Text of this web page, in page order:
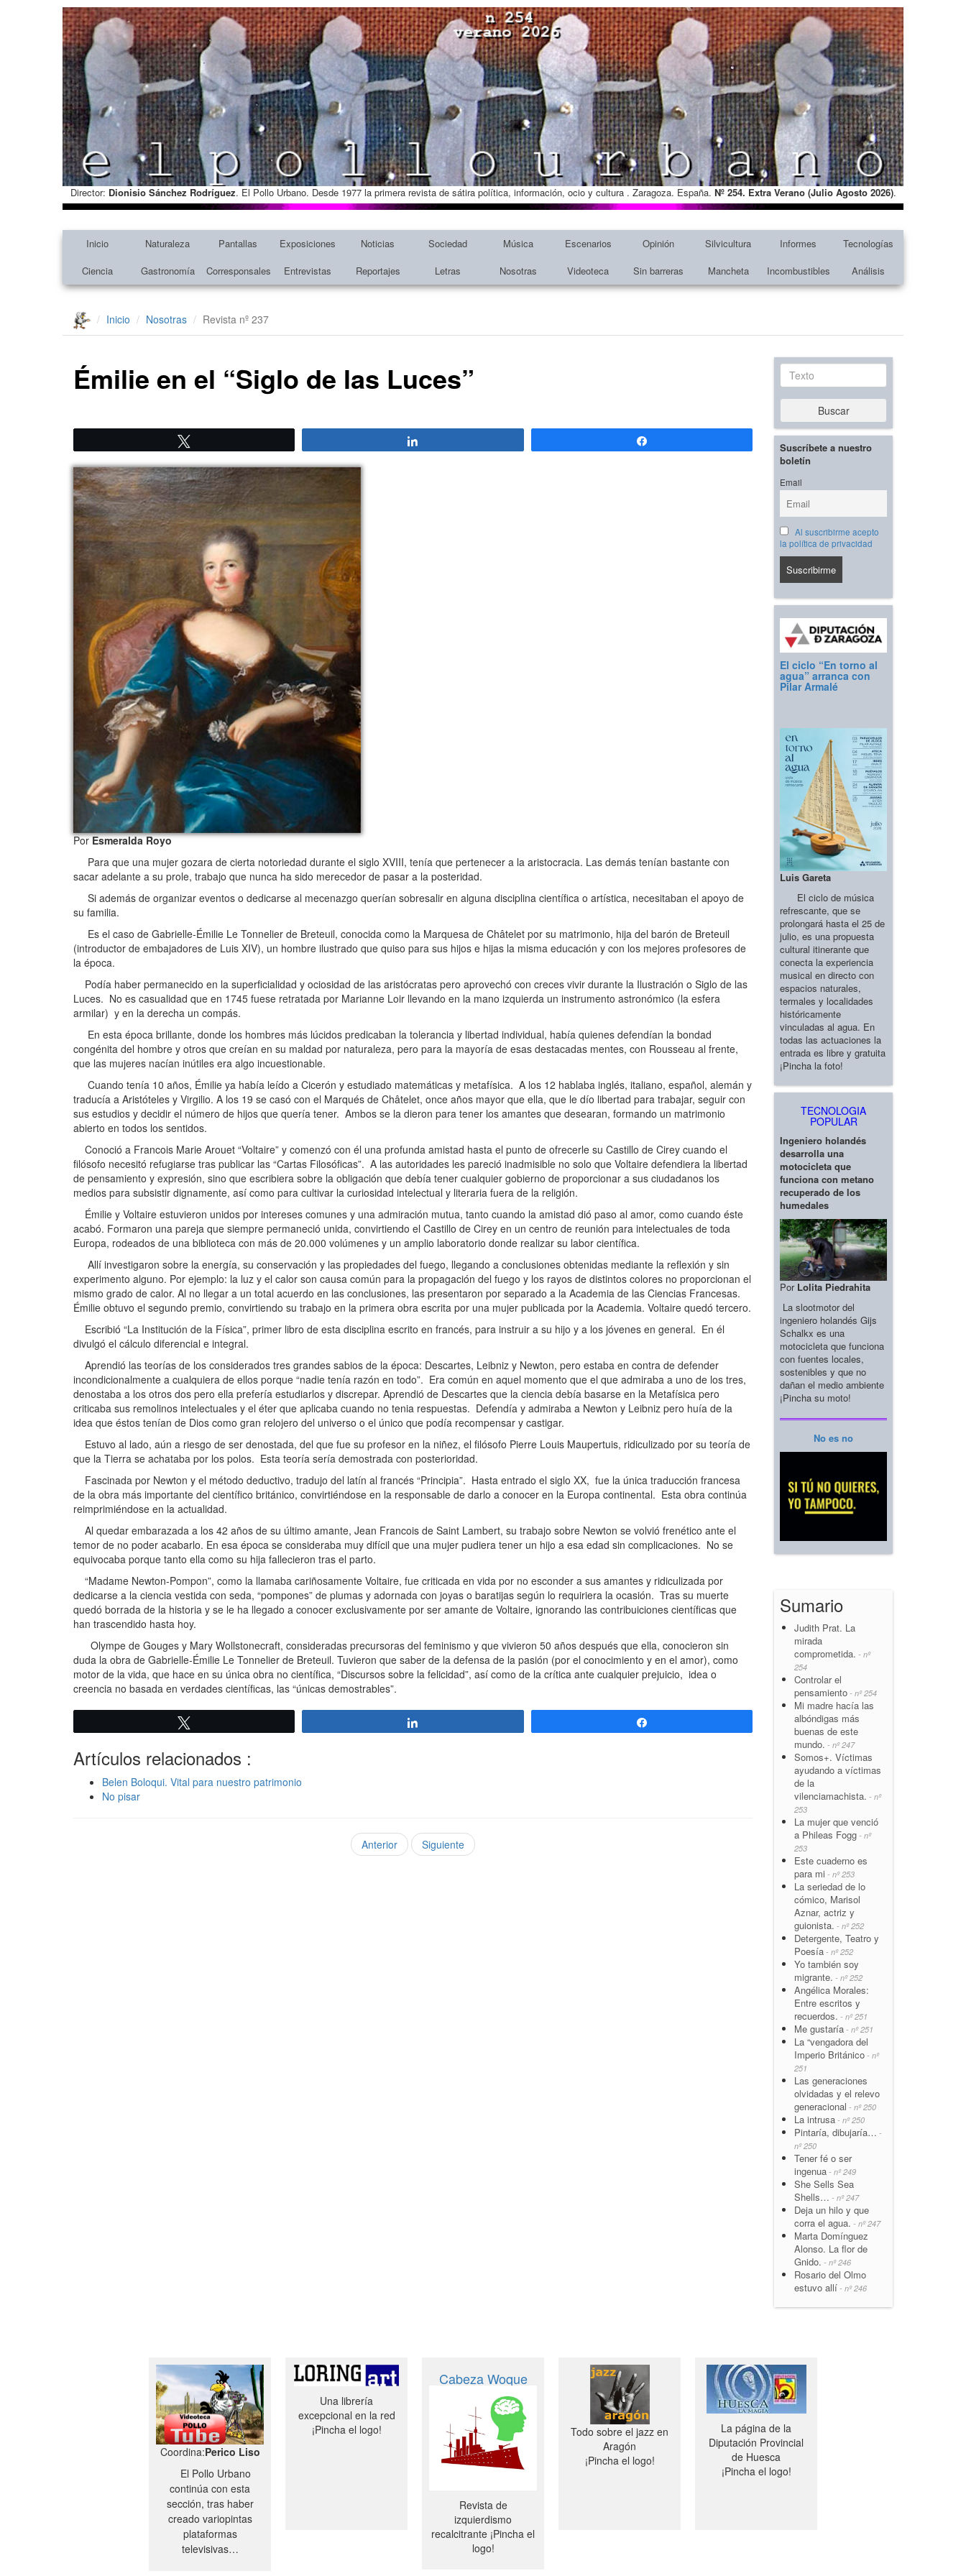
Director: Dionisio Sánchez Rodríguez. El Pollo Urbano. Desde 1977 la primera revista de sátira política, información, ocio y cultura . Zaragoza. España. Nº 254. Extra Verano (Julio Agosto 2026).
Inicio Naturaleza Pantallas Exposiciones Noticias Sociedad Música Escenarios Opinión Silvicultura Informes
Tecnologías
Ciencia
Gastronomía Corresponsales Entrevistas Reportajes Letras Nosotras Videoteca Sin barreras Mancheta Incombustibles Análisis
Inicio Nosotras Revista nº 237
Émilie en el “Siglo de las Luces”
PorEsmeralda Royo
Para que una mujer gozara de cierta notoriedad durante el siglo XVIII, tenía que pertenecer a la aristocracia. Las demás tenían bastante con
sacar adelante a su prole, trabajo que nunca ha sido merecedor de pasar a la posteridad.
Si además de organizar eventos o dedicarse al mecenazgo querían sobresalir en alguna disciplina científica o artística, necesitaban el apoyo de
su familia.
Es el caso de Gabrielle-Émilie Le Tonnelier de Breteuil, conocida como la Marquesa de Châtelet por su matrimonio, hija del barón de Breteuil
(introductor de embajadores de Luis XIV), un hombre ilustrado que quiso para sus hijos e hijas la misma educación y con los mejores profesores de
la época.
Podía haber permanecido en la superficialidad y ociosidad de las aristócratas pero aprovechó con creces vivir durante la Ilustración o Siglo de las
Luces. No es casualidad que en 1745 fuese retratada por Marianne Loir llevando en la mano izquierda un instrumento astronómico (la esfera
armilar) y en la derecha un compás.
En esta época brillante, donde los hombres más lúcidos predicaban la tolerancia y libertad individual, había quienes defendían la bondad
congénita del hombre y otros que creían en su maldad por naturaleza, pero para la mayoría de esas destacadas mentes, con Rousseau al frente,
que las mujeres nacían inútiles era algo incuestionable.
Cuando tenía 10 años, Émilie ya había leído a Cicerón y estudiado matemáticas y metafísica. A los 12 hablaba inglés, italiano, español, alemán y
traducía a Aristóteles y Virgilio. A los 19 se casó con el Marqués de Châtelet, once años mayor que ella, que le dío libertad para trabajar, seguir con
sus estudios y decidir el número de hijos que quería tener. Ambos se la dieron para tener los amantes que desearan, formando un matrimonio
abierto en todos los sentidos.
Conoció a Francois Marie Arouet “Voltaire” y comenzó con él una profunda amistad hasta el punto de ofrecerle su Castillo de Cirey cuando el
filósofo necesitó refugiarse tras publicar las “Cartas Filosóficas”. A las autoridades les pareció inadmisible no solo que Voltaire defendiera la libertad
de pensamiento y expresión, sino que escribiera sobre la obligación que debía tener cualquier gobierno de proporcionar a sus ciudadanos los
medios para subsistir dignamente, así como para cultivar la curiosidad intelectual y literaria fuera de la religión.
Émilie y Voltaire estuvieron unidos por intereses comunes y una admiración mutua, tanto cuando la amistad dió paso al amor, como cuando éste
acabó. Formaron una pareja que siempre permaneció unida, convirtiendo el Castillo de Cirey en un centro de reunión para intelectuales de toda
Europa, rodeados de una biblioteca con más de 20.000 volúmenes y un amplio laboratorio donde realizar su labor científica.
Allí investigaron sobre la energía, su conservación y las propiedades del fuego, llegando a conclusiones obtenidas mediante la reflexión y sin
experimento alguno. Por ejemplo: la luz y el calor son causa común para la propagación del fuego y los rayos de distintos colores no proporcionan el
mismo grado de calor. Al no llegar a un total acuerdo en las conclusiones, las presentaron por separado a la Academia de las Ciencias Francesas.
Émilie obtuvo el segundo premio, convirtiendo su trabajo en la primera obra escrita por una mujer publicada por la Academia. Voltaire quedó tercero.
Escribió “La Institución de la Física”, primer libro de esta disciplina escrito en francés, para instruir a su hijo y a los jóvenes en general. En él
divulgó el cálculo diferencial e integral.
Aprendió las teorías de los considerados tres grandes sabios de la época: Descartes, Leibniz y Newton, pero estaba en contra de defender
incondicionalmente a cualquiera de ellos porque “nadie tenía razón en todo”. Era común en aquel momento que el que admiraba a uno de los tres,
denostaba a los otros dos pero ella prefería estudiarlos y discrepar. Aprendió de Descartes que la ciencia debía basarse en la Metafísica pero
criticaba sus remolinos intelectuales y el éter que aplicaba cuando no tenia respuestas. Defendía y admiraba a Newton y Leibniz pero huía de la
idea que éstos tenían de Dios como gran relojero del universo o el único que podía recompensar y castigar.
Estuvo al lado, aún a riesgo de ser denostada, del que fue su profesor en la niñez, el filósofo Pierre Louis Maupertuis, ridiculizado por su teoría de
que la Tierra se achataba por los polos. Esta teoría sería demostrada con posterioridad.
Fascinada por Newton y el método deductivo, tradujo del latín al francés “Principia”. Hasta entrado el siglo XX, fue la única traducción francesa
de la obra más importante del científico británico, convirtiéndose en la responsable de darlo a conocer en la Europa continental. Esta obra continúa
reimprimiéndose en la actualidad.
Al quedar embarazada a los 42 años de su último amante, Jean Francois de Saint Lambert, su trabajo sobre Newton se volvió frenético ante el
temor de no poder acabarlo. En esa época se consideraba muy difícil que una mujer pudiera tener un hijo a esa edad sin complicaciones. No se
equivocaba porque tanto ella como su hija fallecieron tras el parto.
“Madame Newton-Pompon”, como la llamaba cariñosamente Voltaire, fue criticada en vida por no esconder a sus amantes y ridiculizada por
dedicarse a la ciencia vestida con seda, “pompones” de plumas y adornada con joyas o baratijas según lo requiriera la ocasión. Tras su muerte
quedó borrada de la historia y se le ha llegado a conocer exclusivamente por ser amante de Voltaire, ignorando las contribuiciones científicas que
han trascendido hasta hoy.
Olympe de Gouges y Mary Wollstonecraft, consideradas precursoras del feminismo y que vivieron 50 años después que ella, conocieron sin
duda la obra de Gabrielle-Émilie Le Tonnelier de Breteuil. Tuvieron que saber de la defensa de la pasión (por el conocimiento y en el amor), como
motor de la vida, que hace en su única obra no científica, “Discursos sobre la felicidad”, así como de la crítica ante cualquier prejuicio, idea o
creencia no basada en verdades científicas, las “únicas demostrables”.
Artículos relacionados :
Belen Boloqui. Vital para nuestro patrimonio
No pisar
Anterior Siguiente
Texto
Buscar
Suscríbete a nuestro
boletín
Email
Al suscribirme acepto
la política de privacidad
El ciclo “En torno al
agua” arranca con
Pilar Armalé
Luis Gareta
El ciclo de música
refrescante, que se
prolongará hasta el 25 de
julio, es una propuesta
cultural itinerante que
conecta la experiencia
musical en directo con
espacios naturales,
termales y localidades
históricamente
vinculadas al agua. En
todas las actuaciones la
entrada es libre y gratuita
¡Pincha la foto!
TECNOLOGIA
POPULAR
Ingeniero holandés
desarrolla una
motocicleta que
funciona con metano
recuperado de los
humedales
Por Lolita Piedrahita
La slootmotor del
ingeniero holandés Gijs
Schalkx es una
motocicleta que funciona
con fuentes locales,
sostenibles y que no
dañan el medio ambiente
¡Pincha su moto!
No es no
Sumario
Judith Prat. La
mirada
comprometida. - nº
254
Controlar el
pensamiento - nº 254
Mi madre hacía las
albóndigas más
buenas de este
mundo. - nº 247
Somos+. Víctimas
ayudando a víctimas
de la
vilenciamachista. - nº
253
La mujer que venció
a Phileas Fogg - nº
253
Este cuaderno es
para mi - nº 253
La seriedad de lo
cómico, Marisol
Aznar, actriz y
guionista. - nº 252
Detergente, Teatro y
Poesía - nº 252
Yo también soy
migrante. - nº 252
Angélica Morales:
Entre escritos y
recuerdos. - nº 251
Me gustaría - nº 251
La “vengadora del
Imperio Británico - nº
251
Las generaciones
olvidadas y el relevo
generacional - nº 250
La intrusa - nº 250
Pintaría, dibujaría… -
nº 250
Tener fé o ser
ingenua - nº 249
She Sells Sea
Shells… - nº 247
Deja un hilo y que
corra el agua. - nº 247
Marta Domínguez
Alonso. La flor de
Gnido. - nº 246
Rosario del Olmo
estuvo allí - nº 246
Coordina:Perico Liso
El Pollo Urbano
continúa con esta
sección, tras haber
creado variopintas
plataformas
televisivas…
Una librería
excepcional en la red
¡Pincha el logo!
Cabeza Woque
Revista de
izquierdismo
recalcitrante ¡Pincha el
logo!
Todo sobre el jazz en
Aragón
¡Pincha el logo!
La página de la
Diputación Provincial
de Huesca
¡Pincha el logo!